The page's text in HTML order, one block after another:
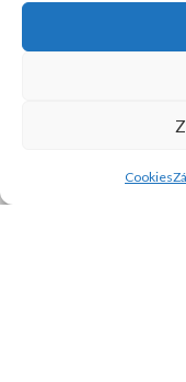
Cookies
Všeobecné
Referencie